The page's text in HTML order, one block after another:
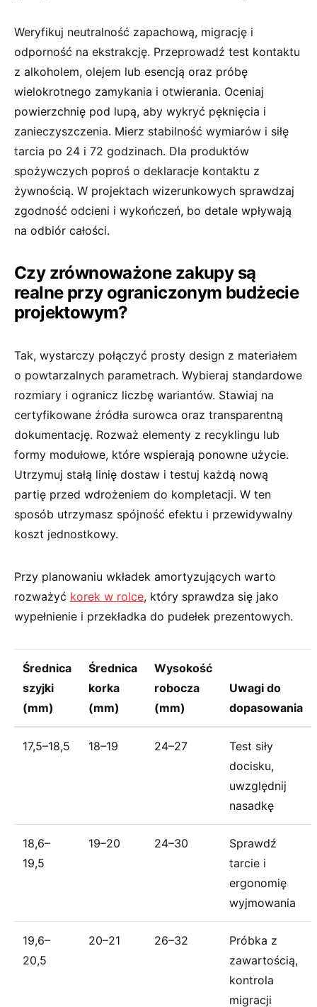
Weryfikuj neutralność zapachową, migrację i
odporność na ekstrakcję. Przeprowadź test kontaktu
z alkoholem, olejem lub esencją oraz próbę
wielokrotnego zamykania i otwierania. Oceniaj
powierzchnię pod lupą, aby wykryć pęknięcia i
zanieczyszczenia. Mierz stabilność wymiarów i siłę
tarcia po 24 i 72 godzinach. Dla produktów
spożywczych poproś o deklaracje kontaktu z
żywnością. W projektach wizerunkowych sprawdzaj
zgodność odcieni i wykończeń, bo detale wpływają
na odbiór całości.
Czy zrównoważone zakupy są
realne przy ograniczonym budżecie
projektowym?
Tak, wystarczy połączyć prosty design z materiałem
o powtarzalnych parametrach. Wybieraj standardowe
rozmiary i ogranicz liczbę wariantów. Stawiaj na
certyfikowane źródła surowca oraz transparentną
dokumentację. Rozważ elementy z recyklingu lub
formy modułowe, które wspierają ponowne użycie.
Utrzymuj stałą linię dostaw i testuj każdą nową
partię przed wdrożeniem do kompletacji. W ten
sposób utrzymasz spójność efektu i przewidywalny
koszt jednostkowy.
Przy planowaniu wkładek amortyzujących warto
rozważyć korek w rolce, który sprawdza się jako
wypełnienie i przekładka do pudełek prezentowych.
Średnica
szyjki
(mm)
Średnica
korka
(mm)
Wysokość
robocza
(mm)
Uwagi do
dopasowania
17,5–18,5 18–19 24–27
Test siły
docisku,
uwzględnij
nasadkę
18,6–
19,5
19–20 24–30
Sprawdź
tarcie i
ergonomię
wyjmowania
19,6–
20,5
20–21 26–32
Próbka z
zawartością,
kontrola
migracji